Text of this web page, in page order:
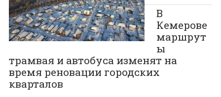
В
Кемерове
маршрут
ы
трамвая и автобуса изменят на
время реновации городских
кварталов